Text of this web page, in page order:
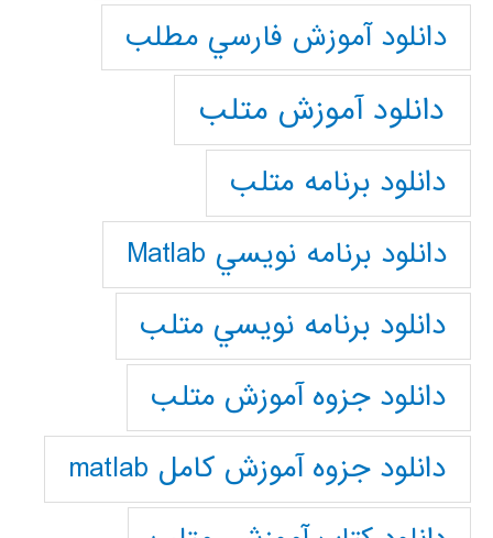
دانلود آموزش فارسي مطلب
دانلود آموزش متلب
دانلود برنامه متلب
دانلود برنامه نويسي Matlab
دانلود برنامه نويسي متلب
دانلود جزوه آموزش متلب
دانلود جزوه آموزش کامل matlab